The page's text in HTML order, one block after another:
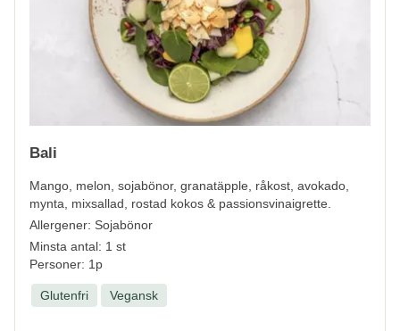
Bali
Mango, melon, sojabönor, granatäpple, råkost, avokado,
mynta, mixsallad, rostad kokos & passionsvinaigrette.
Allergener: Sojabönor
Minsta antal: 1 st
Personer: 1p
Glutenfri Vegansk